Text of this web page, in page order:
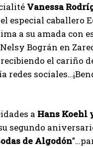
Vanessa
especial caballero
a su amada con
Bográn en
el cariño
redes
a Hans Koehl
segundo
de Algodón